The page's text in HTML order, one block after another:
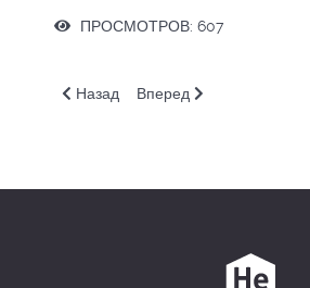
ПРОСМОТРОВ: 607
Предыдущий: OS.
Назад Следующий: OS. ПР.
Вперед